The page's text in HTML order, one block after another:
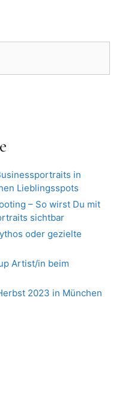
in
Lieblingsspots
– So wirst Du mit
sichtbar
oder gezielte
Artist/in beim
2023 in München